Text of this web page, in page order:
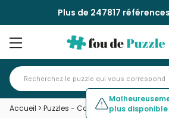
Plus de 247817
Accueil > Puzzles - Cottages et Châlets>
plus